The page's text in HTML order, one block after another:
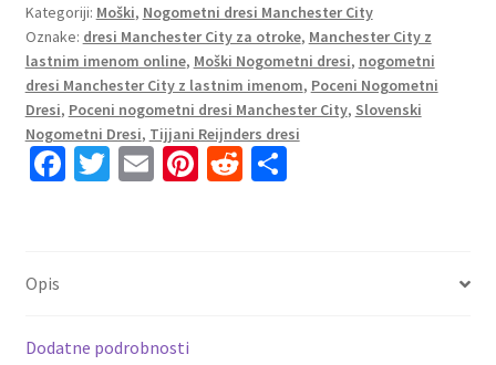
City
Gostujoči
2025-
26
Tijjani
Reijnders
4
Kategoriji: Moški, Nogometni dresi Manchester City
Oznake: dresi Manchester City za otroke, Manchester City z
lastnim imenom online, Moški Nogometni dresi, nogometni
dresi Manchester City z lastnim imenom, Poceni Nogometni
Dresi, Poceni nogometni dresi Manchester City, Slovenski
Nogometni Dresi, Tijjani Reijnders dresi
Fa
k
T E Pi R S
Opis
Dodatne podrobnosti